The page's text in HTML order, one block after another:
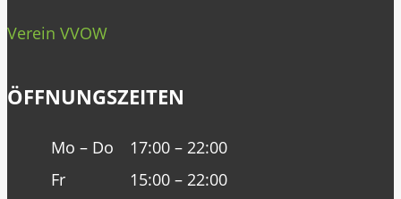
Verein VVOW
ÖFFNUNGSZEITEN
Mo – Do
17:00 – 22:00
Fr
15:00 – 22:00